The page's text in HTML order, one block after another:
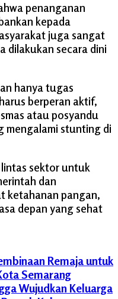
penanganan
kepada
juga sangat
dilakukan secara dini
hanya tugas
berperan aktif,
atau posyandu
mengalami stunting di
lintas sektor untuk
dan
ketahanan pangan,
depan yang sehat
Remaja untuk
Semarang
Wujudkan Keluarga